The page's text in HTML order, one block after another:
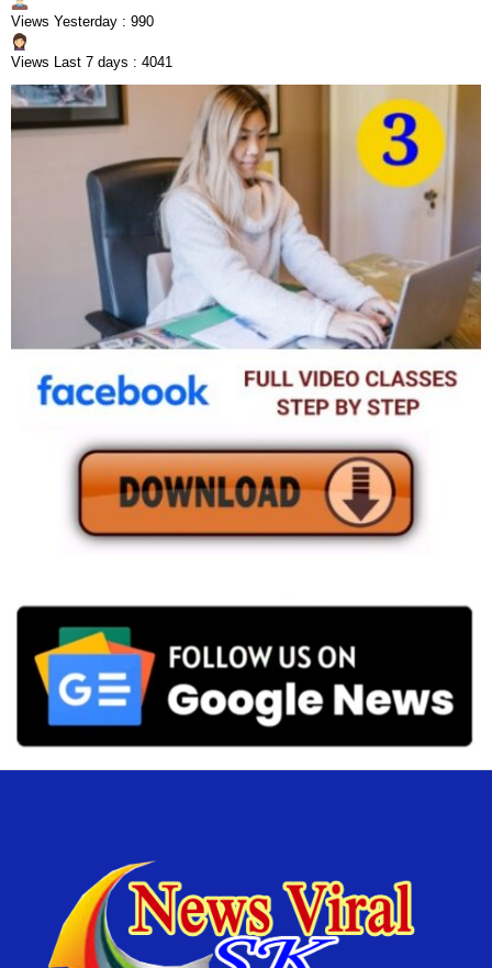
Views Yesterday : 990
Views Last 7 days : 4041